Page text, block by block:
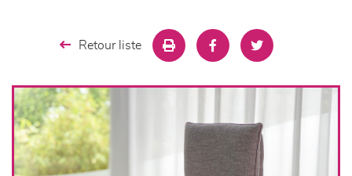
décoration
Retour liste